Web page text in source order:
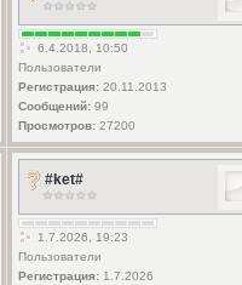
6.4.2018, 10:50
Пользователи
Регистрация:20.11.2013
Сообщений:99
Просмотров:27200
#ket#
1.7.2026, 19:23
Пользователи
Регистрация:1.7.2026